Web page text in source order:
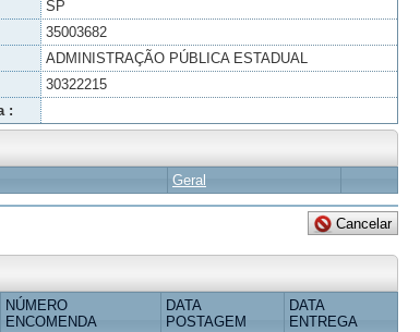
SP
35003682
ADMINISTRAÇÃO PÚBLICA ESTADUAL
30322215
:
Geral
NÚMERO
ENCOMENDA
DATA
POSTAGEM
DATA
ENTREGA